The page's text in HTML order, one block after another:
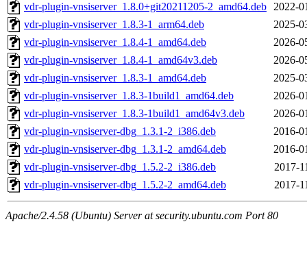
vdr-plugin-vnsiserver_1.8.0+git20211205-2_amd64.deb 2022-
vdr-plugin-vnsiserver_1.8.3-1_arm64.deb
2025-
vdr-plugin-vnsiserver_1.8.4-1_amd64.deb
2026-
vdr-plugin-vnsiserver_1.8.4-1_amd64v3.deb
2026-
vdr-plugin-vnsiserver_1.8.3-1_amd64.deb
2025-
vdr-plugin-vnsiserver_1.8.3-1build1_amd64.deb
2026-
vdr-plugin-vnsiserver_1.8.3-1build1_amd64v3.deb
2026-
vdr-plugin-vnsiserver-dbg_1.3.1-2_i386.deb
2016-
vdr-plugin-vnsiserver-dbg_1.3.1-2_amd64.deb
2016-
vdr-plugin-vnsiserver-dbg_1.5.2-2_i386.deb
2017-
vdr-plugin-vnsiserver-dbg_1.5.2-2_amd64.deb
2017-
Apache/2.4.58 (Ubuntu) Server at security.ubuntu.com Port 80